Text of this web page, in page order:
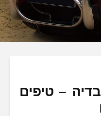
– טיפים